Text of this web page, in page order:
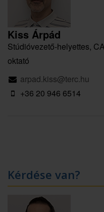
Kiss Árpád
Stúdióvezető-helyettes,
oktató
arpad.kiss@terc.hu
+36 20 946 6514
Kérdése van?